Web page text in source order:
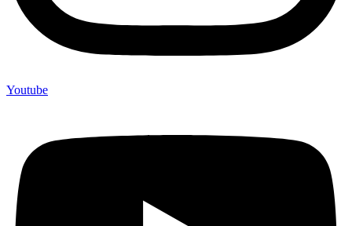
Youtube